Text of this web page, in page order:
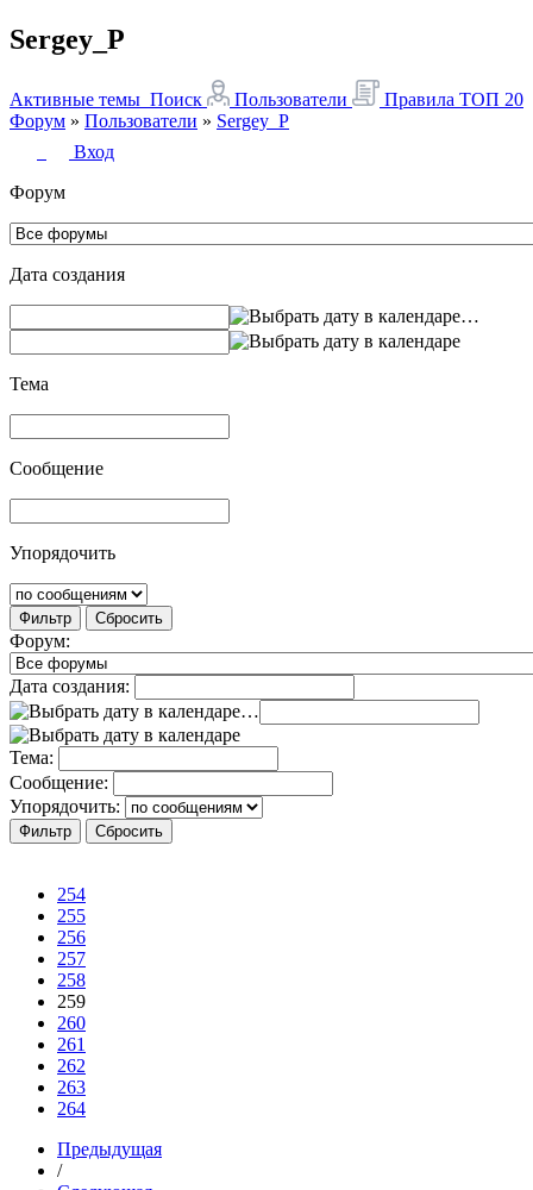
Sergey_P
Активные темы Поиск Пользователи Правила ТОП 20
Форум » Пользователи » Sergey_P
Вход
Форум
Дата создания
…
Тема
Сообщение
Упорядочить
Фильтр Сбросить
Форум:
Дата создания:
…
Тема:
Сообщение:
Упорядочить:
254
255
256
257
258
259
260
261
262
263
264
Предыдущая
/